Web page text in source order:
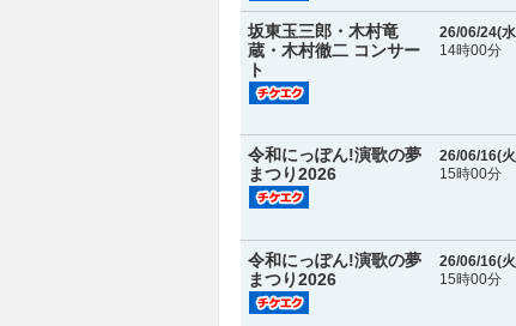
坂東玉三郎・木村竜
蔵・木村徹二 コンサー
ト
26/06/24(水
14時00分
令和にっぽん!演歌の夢
まつり2026
26/06/16(火
15時00分
令和にっぽん!演歌の夢
まつり2026
26/06/16(火
15時00分